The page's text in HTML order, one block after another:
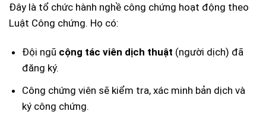
Đây là tổ chức hành nghề công chứng hoạt động theo
Luật Công chứng. Họ có:
Đội ngũ cộng tác viên dịch thuật (người dịch) đã
đăng ký.
Công chứng viên sẽ kiểm tra, xác minh bản dịch và
ký công chứng.